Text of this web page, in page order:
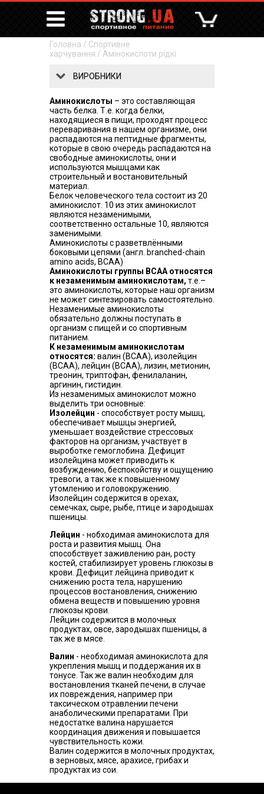
Головна / Спортивне
харчування / Амінокислоти рідкі
ВИРОБНИКИ
Аминокислоты – это составляющая
часть белка. Т.е. когда белки,
находящиеся в пищи, проходят процесс
переваривания в нашем организме, они
распадаются на пептидные фрагменты,
которые в свою очередь распадаются на
свободные аминокислоты, они и
используются мышцами как
строительный и востановительный
материал.
Белок человеческого тела состоит из 20
аминокислот. 10 из этих аминокислот
являются незаменимыми,
соответственно остальные 10, являются
заменимыми.
Аминокислоты с разветвлёнными
боковыми цепями (англ. branched-chain
amino acids, BCAA)
Аминокислоты группы ВСАА относятся
к незаменимым аминокислотам, т.е.–
это аминокислоты, которые наш организм
не может синтезировать самостоятельно.
Незаменимые аминокислоты
обязательно должны поступать в
организм с пищей и со спортивным
питанием.
К незаменимым аминокислотам
относятся: валин (ВСАА), изолейцин
(ВСАА), лейцин (ВСАА), лизин, метионин,
треонин, триптофан, фенилаланин,
аргинин, гистидин.
Из незаменимых аминокислот можно
выделить три основные:
Изолейцин - способствует росту мышц,
обеспечивает мышцы энергией,
уменьшает воздействие стрессовых
факторов на организм, участвует в
выроботке гемоглобина. Дефицит
изолейцина может приводить к
возбуждению, беспокойству и ощущению
тревоги, а так же к повышенному
утомлению и головокружению.
Изолейцин содержится в орехах,
семечках, сыре, рыбе, птице и зародышах
пшеницы.
Лейцин - нобходимая аминокислота для
роста и развития мышц. Она
способствует заживлению ран, росту
костей, стабилизирует уровень глюкозы в
крови. Дефицит лейцина приводит к
снижению роста тела, нарушению
процессов востановления, снижению
обмена веществ и повышению уровня
глюкозы крови.
Лейцин содержится в молочных
продуктах, овсе, зародышах пшеницы, а
так же в мясе.
Валин - необходимая аминокислота для
укрепления мышц и поддержания их в
тонусе. Так же валин необходим для
востановления тканей печени, в случае
их повреждения, например при
таксическом отравлении печени
анаболическими препаратами. При
недостатке валина нарушается
координация движения и повышается
чувствительность кожи.
Валин содержится в молочных продуктах,
в зерновых, мясе, арахисе, грибах и
продуктах из сои.